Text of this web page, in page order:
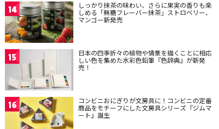
14 しっかり抹茶の味わい、さらに果実の香りも楽
しめる「無糖フレーバー抹茶」ストロベリー、
マンゴー新発売
15 日本の四季折々の植物や情景を描くことに相応
しい色を集めた水彩色鉛筆『色辞典』が新発
売！
16 コンビニおにぎりが文房具に！コンビニの定番
商品をモチーフにした文房具シリーズ『ジムマ
ート』誕生